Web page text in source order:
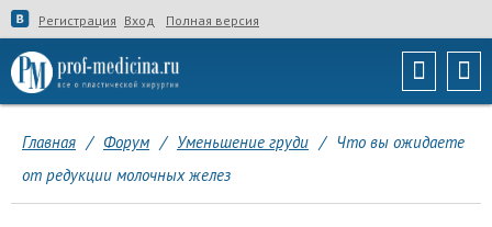
Регистрация Вход Полная версия
Главная / Форум / Уменьшение груди / Что вы ожидаете
от редукции молочных желез